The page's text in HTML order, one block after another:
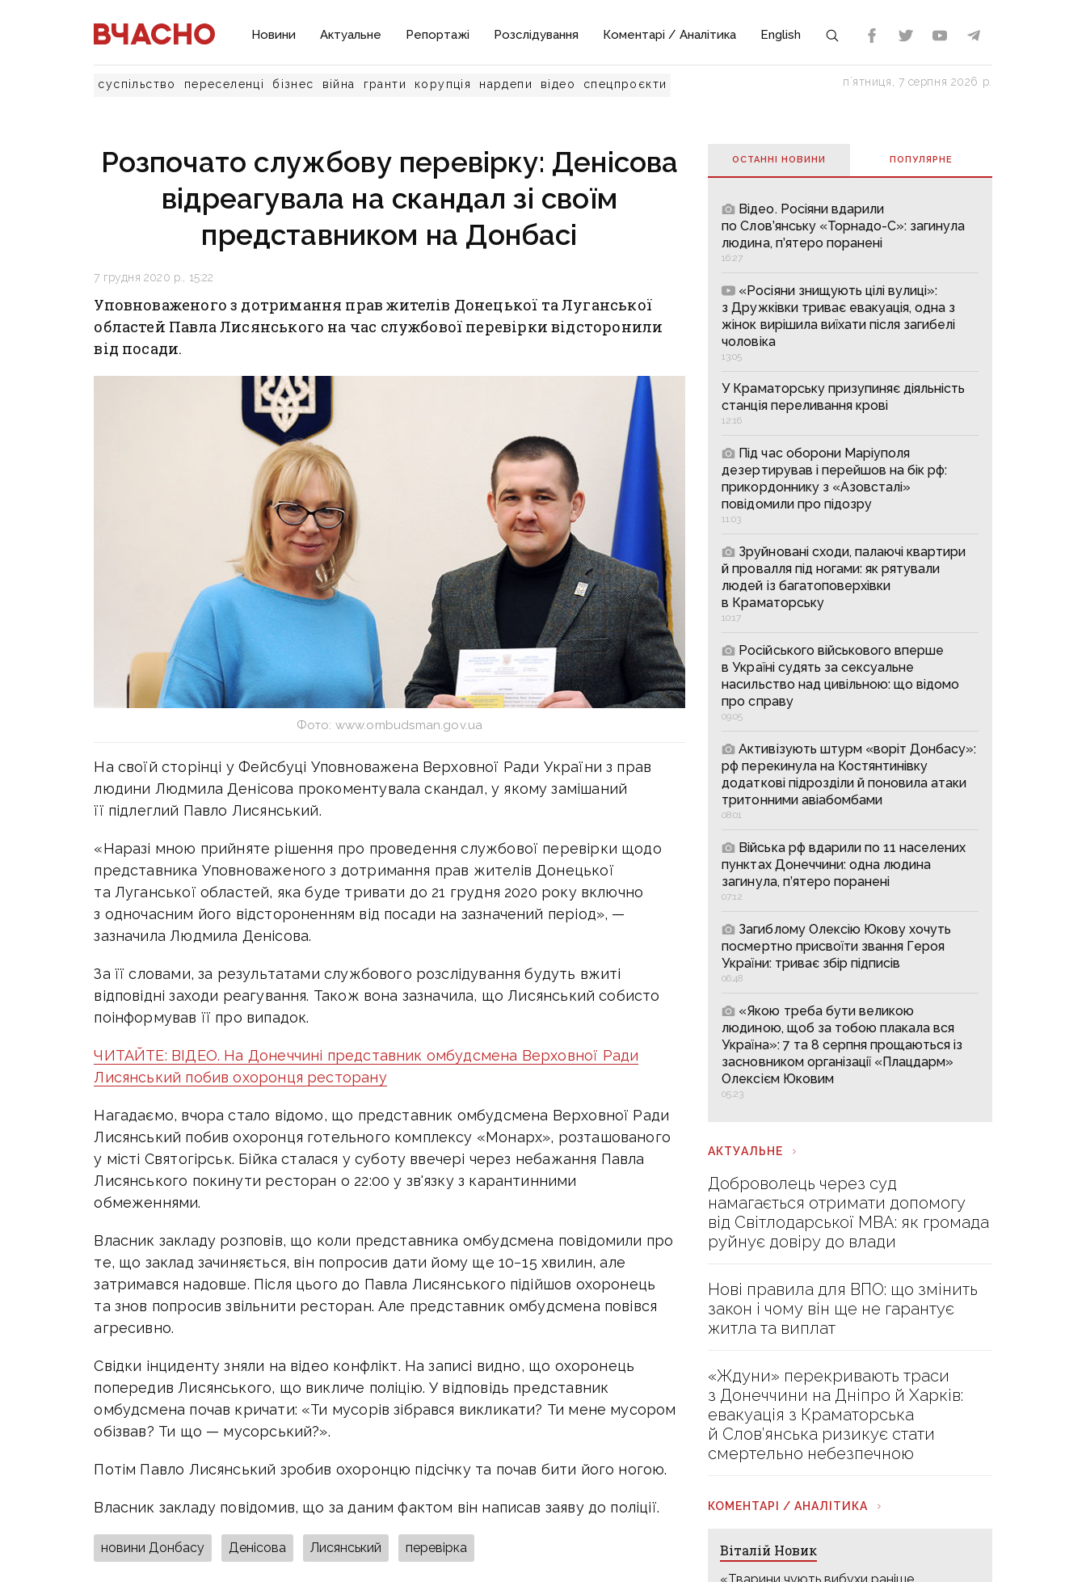
Новини Актуальне Репортажі Розслідування Коментарі / Аналітика English
суспільство переселенці бізнес війна гранти корупція нардепи відео спецпроєкти пʼятниця, 7 серпня 2026 р.
Розпочато службову перевірку: Денісова
відреагувала на скандал зі своїм
представником на Донбасі
7 грудня 2020 р., 15:22
Уповноваженого з дотримання прав жителів Донецької та Луганської
областей Павла Лисянського на час службової перевірки відсторонили
від посади.
Фото: www.ombudsman.gov.ua
На своїй сторінці у Фейсбуці Уповноважена Верховної Ради України з прав
людини Людмила Денісова прокоментувала скандал, у якому замішаний
її підлеглий Павло Лисянський.
«Наразі мною прийняте рішення про проведення службової перевірки щодо
представника Уповноваженого з дотримання прав жителів Донецької
та Луганської областей, яка буде тривати до 21 грудня 2020 року включно
з одночасним його відстороненням від посади на зазначений період», —
зазначила Людмила Денісова.
За її словами, за результатами службового розслідування будуть вжиті
відповідні заходи реагування. Також вона зазначила, що Лисянський собисто
поінформував її про випадок.
ЧИТАЙТЕ: ВІДЕО. На Донеччині представник омбудсмена Верховної Ради
Лисянський побив охоронця ресторану
Нагадаємо, вчора стало відомо, що представник омбудсмена Верховної Ради
Лисянський побив охоронця готельного комплексу «Монарх», розташованого
у місті Святогірськ. Бійка сталася у суботу ввечері через небажання Павла
Лисянського покинути ресторан о 22:00 у зв'язку з карантинними
обмеженнями.
Власник закладу розповів, що коли представника омбудсмена повідомили про
те, що заклад зачиняється, він попросив дати йому ще 10−15 хвилин, але
затримався надовше. Після цього до Павла Лисянського підійшов охоронець
та знов попросив звільнити ресторан. Але представник омбудсмена повівся
агресивно.
Свідки інциденту зняли на відео конфлікт. На записі видно, що охоронець
попередив Лисянського, що викличе поліцію. У відповідь представник
омбудсмена почав кричати: «Ти мусорів зібрався викликати? Ти мене мусором
обізвав? Ти що — мусорський?».
Потім Павло Лисянський зробив охоронцю підсічку та почав бити його ногою.
Власник закладу повідомив, що за даним фактом він написав заяву до поліції.
новини Донбасу Денісова Лисянський перевірка
ОСТАННІ НОВИНИ ПОПУЛЯРНE
Відео. Росіяни вдарили
по Слов’янську «Торнадо-С»: загинула
людина, п’ятеро поранені
16:27
«Росіяни знищують цілі вулиці»:
з Дружківки триває евакуація, одна з
жінок вирішила виїхати після загибелі
чоловіка
13:05
У Краматорську призупиняє діяльність
станція переливання крові
12:16
Під час оборони Маріуполя
дезертирував і перейшов на бік рф:
прикордоннику з «Азовсталі»
повідомили про підозру
11:03
Зруйновані сходи, палаючі квартири
й провалля під ногами: як рятували
людей із багатоповерхівки
в Краматорську
10:17
Російського військового вперше
в Україні судять за сексуальне
насильство над цивільною: що відомо
про справу
09:05
Активізують штурм «воріт Донбасу»:
рф перекинула на Костянтинівку
додаткові підрозділи й поновила атаки
тритонними авіабомбами
08:01
Війська рф вдарили по 11 населених
пунктах Донеччини: одна людина
загинула, п’ятеро поранені
07:12
Загиблому Олексію Юкову хочуть
посмертно присвоїти звання Героя
України: триває збір підписів
06:48
«Якою треба бути великою
людиною, щоб за тобою плакала вся
Україна»: 7 та 8 серпня прощаються із
засновником організації «Плацдарм»
Олексієм Юковим
05:23
АКТУАЛЬНЕ
Доброволець через суд
намагається отримати допомогу
від Світлодарської МВА: як громада
руйнує довіру до влади
Нові правила для ВПО: що змінить
закон і чому він ще не гарантує
житла та виплат
«Ждуни» перекривають траси
з Донеччини на Дніпро й Харків:
евакуація з Краматорська
й Слов’янська ризикує стати
смертельно небезпечною
КОМЕНТАРІ / АНАЛІТИКА
Віталій Новик